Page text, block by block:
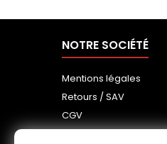
NOTRE SOCIÉTÉ
Mentions légales
Retours / SAV
CGV
Notre équipe